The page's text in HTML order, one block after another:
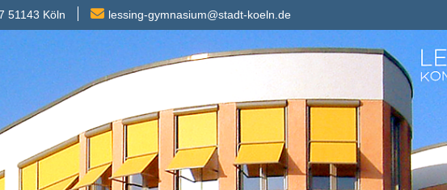
51143 Köln lessing-gymnasium@stadt-koeln.de